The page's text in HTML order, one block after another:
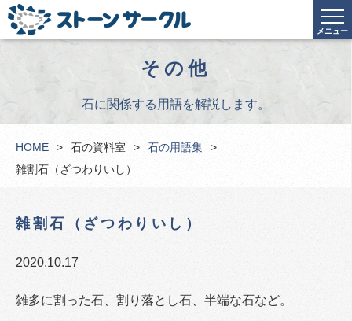
メニュー
その他
石に関係する用語を解説します。
HOME 石の資料室
石の用語集
雑割石（ざつわりいし）
雑割石（ざつわりいし）
2020.10.17
雑多に割った石、割り落とし石、半端な石など。